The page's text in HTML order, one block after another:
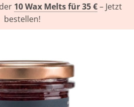
10 Wax Melts für 35 €– Jetzt
bestellen!